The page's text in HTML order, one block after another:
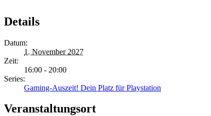
Details
Datum:
1. November 2027
Zeit:
16:00 - 20:00
Series:
Gaming-Auszeit! Dein Platz für Playstation
Veranstaltungsort